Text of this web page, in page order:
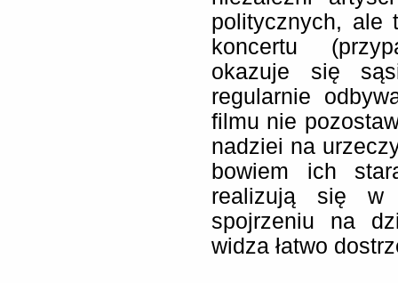
politycznych, ale
koncertu
okazuje się
regularnie
filmu nie
nadziei na
bowiem ich
realizują się
spojrzeniu na
widza łatwo